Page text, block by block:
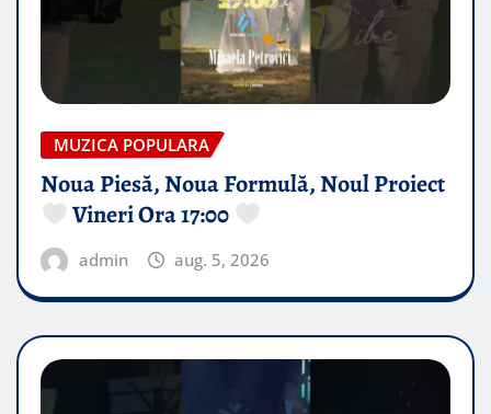
MUZICA POPULARA
Noua Piesă, Noua Formulă, Noul Proiect
Vineri Ora 17:00
admin aug. 5, 2026